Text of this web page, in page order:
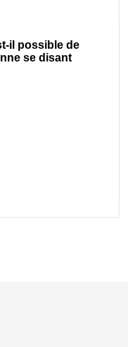
il possible de
se disant